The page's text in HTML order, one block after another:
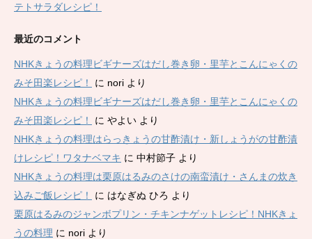
テトサラダレシピ！
最近のコメント
NHKきょうの料理ビギナーズはだし巻き卵・里芋とこんにゃくの
みそ田楽レシピ！
に nori より
NHKきょうの料理ビギナーズはだし巻き卵・里芋とこんにゃくの
みそ田楽レシピ！
に やよい より
NHKきょうの料理はらっきょうの甘酢漬け・新しょうがの甘酢漬
けレシピ！ワタナベマキ に 中村節子 より
NHKきょうの料理は栗原はるみのさけの南蛮漬け・さんまの炊き
込みご飯レシピ！
に はなぎぬ ひろ より
栗原はるみのジャンボプリン・チキンナゲットレシピ！NHKきょ
うの料理 に nori より